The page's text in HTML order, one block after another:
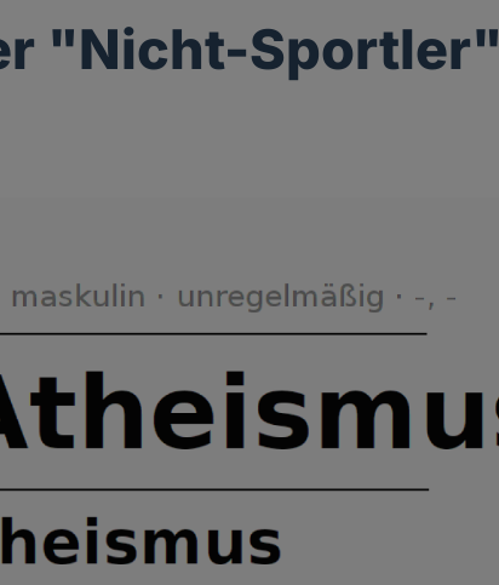
"Nicht-Sportler"